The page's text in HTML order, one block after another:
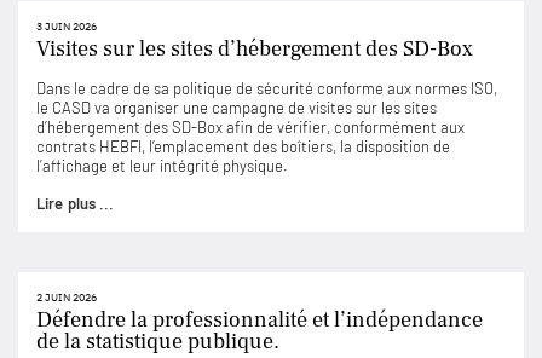
3 JUIN 2026
Visites sur les sites d’hébergement des SD-Box
Dans le cadre de sa politique de sécurité conforme aux normes ISO,
le CASD va organiser une campagne de visites sur les sites
d’hébergement des SD-Box afin de vérifier, conformément aux
contrats HEBFI, l’emplacement des boîtiers, la disposition de
l’affichage et leur intégrité physique.
Lire plus ...
2 JUIN 2026
Défendre la professionnalité et l’indépendance
de la statistique publique.